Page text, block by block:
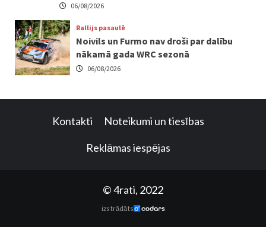
06/08/2026
Rallijs pasaulē
Noivils un Furmo nav droši par dalību
nākamā gada WRC sezonā
06/08/2026
Kontakti Noteikumi un tiesības
Reklāmas iespējas
© 4rati, 2022
izstrādāts